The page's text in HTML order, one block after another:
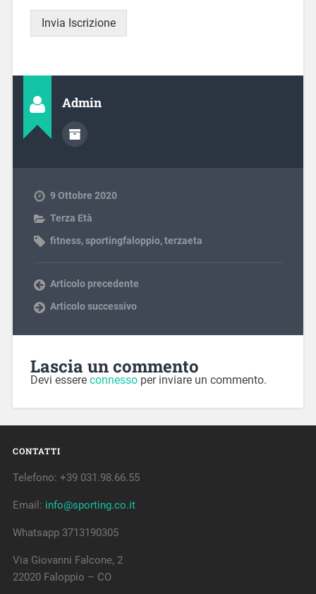
Invia Iscrizione
Admin
9 Ottobre 2020
Terza Età
fitness,sportingfaloppio,terzaeta
Articolo precedente
Articolo successivo
Lascia un commento
Devi essere connessoper inviare un commento.
CONTATTI
Telefono: +39 031.98.66.55
Email: info@sporting.co.it
Whatsapp 3713190305
Via Giovanni Falcone, 2
22020 Faloppio – CO